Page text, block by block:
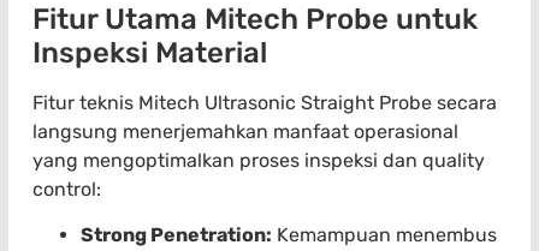
Fitur Utama Mitech Probe untuk
Inspeksi Material
Fitur teknis Mitech Ultrasonic Straight Probe secara
langsung menerjemahkan manfaat operasional
yang mengoptimalkan proses inspeksi dan quality
control:
Strong Penetration: Kemampuan menembus